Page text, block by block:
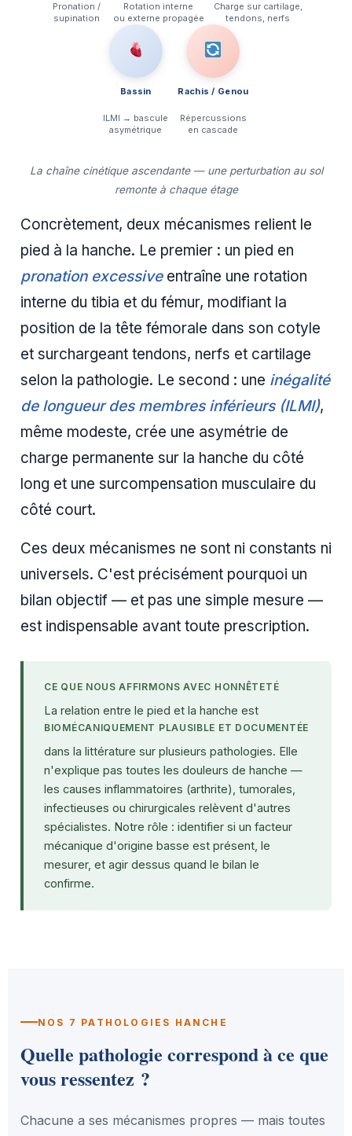
Pronation /
supination
Rotation interne
ou externe propagée
Charge sur cartilage,
tendons, nerfs
Bassin
ILMI → bascule
asymétrique
Rachis / Genou
Répercussions
en cascade
La chaîne cinétique ascendante — une perturbation au sol
remonte à chaque étage
Concrètement, deux mécanismes relient le
pied à la hanche. Le premier : un pied en
pronation excessiveentraîne une rotation
interne du tibia et du fémur, modifiant la
position de la tête fémorale dans son cotyle
et surchargeant tendons, nerfs et cartilage
selon la pathologie. Le second : une inégalité
de longueur des membres inférieurs (ILMI),
même modeste, crée une asymétrie de
charge permanente sur la hanche du côté
long et une surcompensation musculaire du
côté court.
Ces deux mécanismes ne sont ni constants ni
universels. C'est précisément pourquoi un
bilan objectif — et pas une simple mesure —
est indispensable avant toute prescription.
CE QUE NOUS AFFIRMONS AVEC HONNÊTETÉ
La relation entre le pied et la hanche est
BIOMÉCANIQUE­MENT PLAUSIBLE ET DOCUMENTÉE
dans la littérature sur plusieurs pathologies. Elle
n'explique pas toutes les douleurs de hanche —
les causes inflammatoires (arthrite), tumorales,
infectieuses ou chirurgicales relèvent d'autres
spécialistes. Notre rôle : identifier si un facteur
mécanique d'origine basse est présent, le
mesurer, et agir dessus quand le bilan le
confirme.
NOS 7 PATHOLOGIES HANCHE
Quelle pathologie correspond à ce que
vous ressentez ?
Chacune a ses mécanismes propres — mais toutes